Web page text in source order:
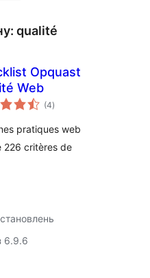
qualité
Opquast
Web
(4загальний
рейтинг
)
pratiques web
226 critères de
6.9.6